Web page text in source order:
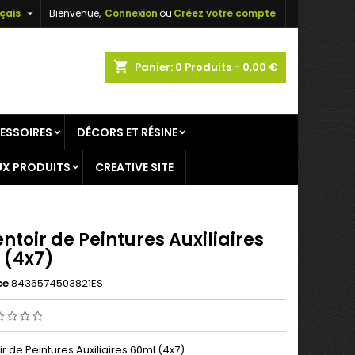
Bienvenue, Connexionou Créez votre compte

shopping_cart Panier: 0 Produits - 0,00 €
DÉCORS ET RÉSINE
PRODUITS CREATIVE SITE
de Peintures Auxiliaires
8436574503821ES
de Peintures Auxiliaires 60ml (4x7)